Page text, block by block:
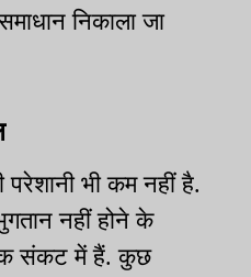
निकाला जा
परेशानी भी कम नहीं है.
नहीं होने के
संकट में हैं. कुछ